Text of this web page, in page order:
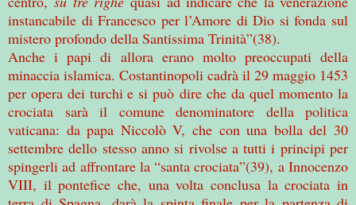
instancabile di Francesco per l’Amore di Dio si fonda sul
mistero profondo della Santissima Trinità”(38).
Anche i papi di allora erano molto preoccupati della
minaccia islamica. Costantinopoli cadrà il 29 maggio 1453
per opera dei turchi e si può dire che da quel momento la
crociata sarà il comune denominatore della politica
vaticana: da papa Niccolò V, che con una bolla del 30
settembre dello stesso anno si rivolse a tutti i principi per
spingerli ad affrontare la “santa crociata”(39), a Innocenzo
VIII, il pontefice che, una volta conclusa la crociata in